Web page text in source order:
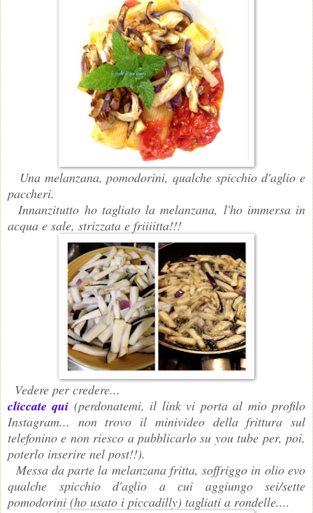
Una melanzana, pomodorini, qualche spicchio d'aglio e
paccheri.
Innanzitutto ho tagliato la melanzana, l'ho immersa in
acqua e sale, strizzata e friiiitta!!!
Vedere per credere...
cliccate qui (perdonatemi, il link vi porta al mio profilo
Instagram... non trovo il minivideo della frittura sul
telefonino e non riesco a pubblicarlo su you tube per, poi,
poterlo inserire nel post!!).
Messa da parte la melanzana fritta, soffriggo in olio evo
qualche spicchio d'aglio a cui aggiungo sei/sette
pomodorini (ho usato i piccadilly) tagliati a rondelle....